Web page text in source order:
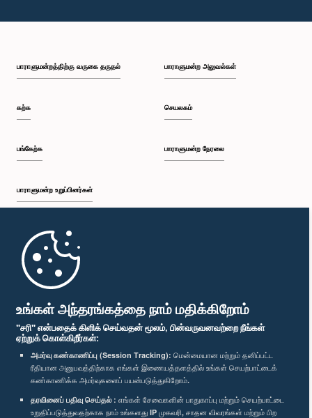
உங்கள் அந்தரங்கத்தை நாம் மதிக்கிறோம்
"சரி" என்பதைக் கிளிக் செய்வதன் மூலம், பின்வருவனவற்றை நீங்கள்
ஏற்றுக் கொள்கிறீர்கள்:
அமர்வு கண்காணிப்பு (Session Tracking): மென்மையான மற்றும் தனிப்பட்ட
ரீதியான அனுபவத்திற்காக எங்கள் இணையத்தளத்தில் உங்கள் செயற்பாட்டைக்
கண்காணிக்க அமர்வுகளைப் பயன்படுத்துகிறோம்.
தரவினைப் பதிவு செய்தல் : எங்கள் சேவைகளின் பாதுகாப்பு மற்றும் செயற்பாட்டை
உறுதிப்படுத்துவதற்காக நாம் உங்களது IP முகவரி, சாதன விவரங்கள் மற்றும் பிற
பி.ப. 1:49 - பி.ப. 1:56
பி.ப. 2:05 - பி.ப. 2:29
பி.ப. 2:54 - பி.ப. 3:09
பி.ப. 3:09 - பி.ப. 3:34
பி.ப. 3:34 - பி.ப. 3:44
பாராளுமன்றத்திற்கு வருகை தருதல்
கற்க
பங்கேற்க
பாராளுமன்ற உறுப்பினர்கள்
முதற்பக்கம்
பாராளுமன்ற அலுவல்கள்
செயலகம்
பாராளுமன்ற நேரலை
பாராளுமன்ற கையடக்க செயலி
எம்மை பின்தொடர்க :
விருதுகள்